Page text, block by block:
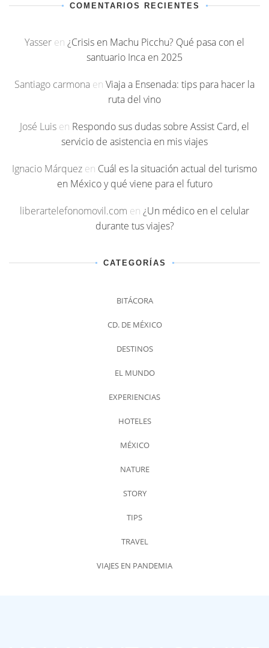
COMENTARIOS RECIENTES
Yasser en ¿Crisis en Machu Picchu? Qué pasa con el
santuario Inca en 2025
Santiago carmona en Viaja a Ensenada: tips para hacer la
ruta del vino
José Luis en Respondo sus dudas sobre Assist Card, el
servicio de asistencia en mis viajes
Ignacio Márquez en Cuál es la situación actual del turismo
en México y qué viene para el futuro
liberartelefonomovil.com en ¿Un médico en el celular
durante tus viajes?
CATEGORÍAS
BITÁCORA
CD. DE MÉXICO
DESTINOS
EL MUNDO
EXPERIENCIAS
HOTELES
MÉXICO
NATURE
STORY
TIPS
TRAVEL
VIAJES EN PANDEMIA